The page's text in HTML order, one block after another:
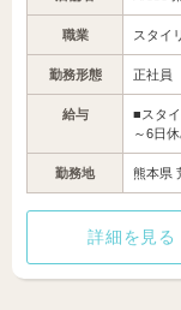
職業 スタイ
勤務形態 正社員
給与
■スタ
～6日
勤務地 熊本県
詳細を見る